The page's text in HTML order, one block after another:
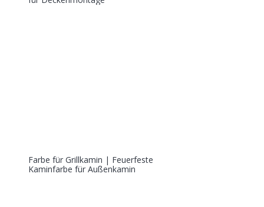
Farbe für Grillkamin | Feuerfeste
Kaminfarbe für Außenkamin